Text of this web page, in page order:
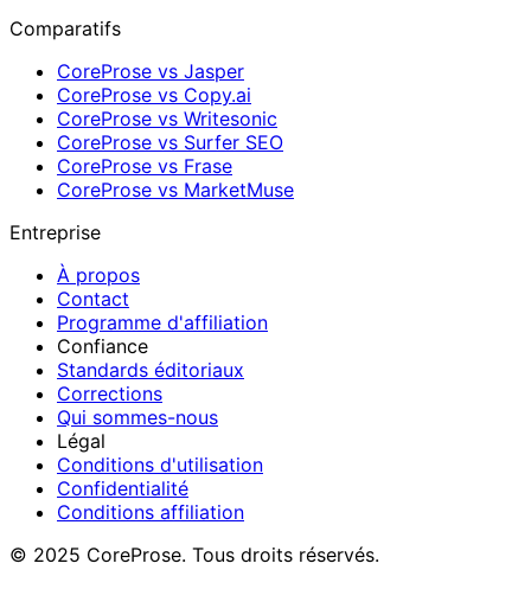
Comparatifs
CoreProse vs Jasper
CoreProse vs Copy.ai
CoreProse vs Writesonic
CoreProse vs Surfer SEO
CoreProse vs Frase
CoreProse vs MarketMuse
Entreprise
À propos
Contact
Programme d'affiliation
Confiance
Standards éditoriaux
Corrections
Qui sommes-nous
Légal
Conditions d'utilisation
Confidentialité
Conditions affiliation
© 2025 CoreProse. Tous droits réservés.